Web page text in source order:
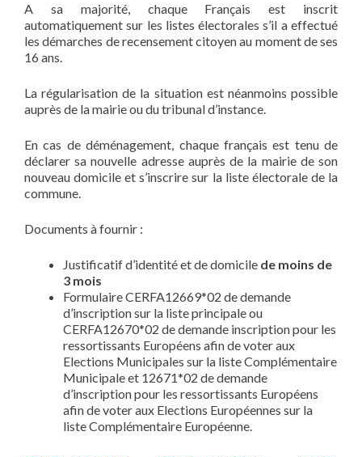
A sa majorité, chaque Français est inscrit
automatiquement sur les listes électorales s’il a effectué
les démarches de recensement citoyen au moment de ses
16 ans.
La régularisation de la situation est néanmoins possible
auprès de la mairie ou du tribunal d’instance.
En cas de déménagement, chaque français est tenu de
déclarer sa nouvelle adresse auprès de la mairie de son
nouveau domicile et s’inscrire sur la liste électorale de la
commune.
Documents à fournir :
Justificatif d’identité et de domicile de moins de
3 mois
Formulaire CERFA12669*02 de demande
d’inscription sur la liste principale ou
CERFA12670*02 de demande inscription pour les
ressortissants Européens afin de voter aux
Elections Municipales sur la liste Complémentaire
Municipale et 12671*02 de demande
d’inscription pour les ressortissants Européens
afin de voter aux Elections Européennes sur la
liste Complémentaire Européenne.